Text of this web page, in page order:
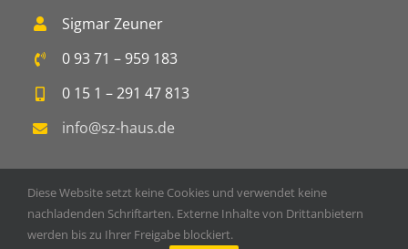
Sigmar Zeuner
0 93 71 – 959 183
0 15 1 – 291 47 813
info@sz-haus.de
Copyright 2020 SZ-Haus GmbH & Co. KG | Powered by
Diese Website setzt keine Cookies und verwendet keine
nachladenden Schriftarten. Externe Inhalte von Drittanbietern
werden bis zu Ihrer Freigabe blockiert.